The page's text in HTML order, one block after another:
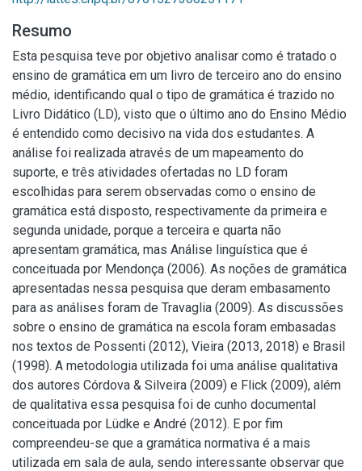
Resumo
Esta pesquisa teve por objetivo analisar como é tratado o
ensino de gramática em um livro de terceiro ano do ensino
médio, identificando qual o tipo de gramática é trazido no
Livro Didático (LD), visto que o último ano do Ensino Médio
é entendido como decisivo na vida dos estudantes. A
análise foi realizada através de um mapeamento do
suporte, e três atividades ofertadas no LD foram
escolhidas para serem observadas como o ensino de
gramática está disposto, respectivamente da primeira e
segunda unidade, porque a terceira e quarta não
apresentam gramática, mas Análise linguística que é
conceituada por Mendonça (2006). As noções de gramática
apresentadas nessa pesquisa que deram embasamento
para as análises foram de Travaglia (2009). As discussões
sobre o ensino de gramática na escola foram embasadas
nos textos de Possenti (2012), Vieira (2013, 2018) e Brasil
(1998). A metodologia utilizada foi uma análise qualitativa
dos autores Córdova & Silveira (2009) e Flick (2009), além
de qualitativa essa pesquisa foi de cunho documental
conceituada por Lüdke e André (2012). E por fim
compreendeu-se que a gramática normativa é a mais
utilizada em sala de aula, sendo interessante observar que